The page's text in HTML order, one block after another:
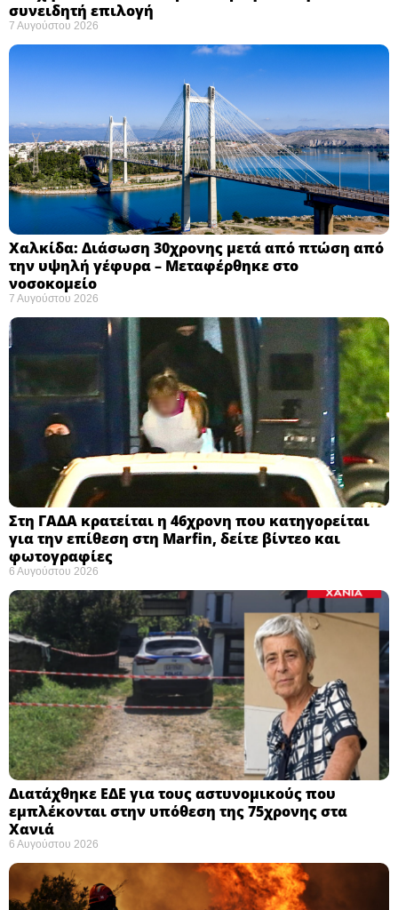
συνειδητή επιλογή ​
7 Αυγούστου 2026
Χαλκίδα: Διάσωση 30χρονης μετά από πτώση από
την υψηλή γέφυρα – Μεταφέρθηκε στο
νοσοκομείο ​
7 Αυγούστου 2026
Στη ΓΑΔΑ κρατείται η 46χρονη που κατηγορείται
για την επίθεση στη Marfin, δείτε βίντεο και
φωτογραφίες
6 Αυγούστου 2026
Διατάχθηκε ΕΔΕ για τους αστυνομικούς που
εμπλέκονται στην υπόθεση της 75χρονης στα
Χανιά
6 Αυγούστου 2026